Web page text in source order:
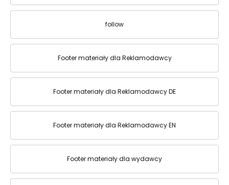
follow
Footer materiały dla Reklamodawcy
Footer materiały dla Reklamodawcy DE
Footer materiały dla Reklamodawcy EN
Footer materiały dla wydawcy